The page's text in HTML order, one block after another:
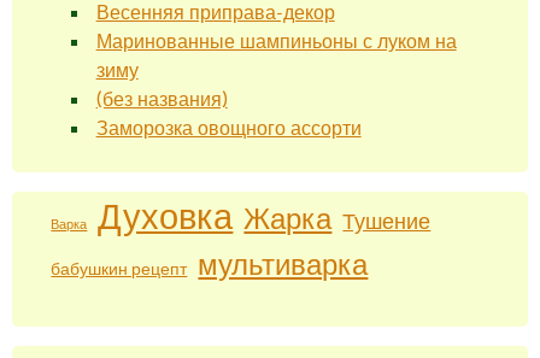
Весенняя приправа-декор
Маринованные шампиньоны с луком на
зиму
(без названия)
Заморозка овощного ассорти
Варка Духовка Жарка Тушение
бабушкин рецепт мультиварка